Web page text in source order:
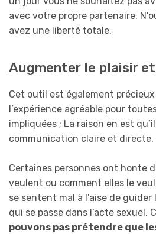
avec votre propre partenaire.
avez une liberté totale.
Augmenter le plaisir
Cet outil est également
l’expérience agréable pour
impliquées ; La raison en est
communication claire et directe.
Certaines personnes ont honte
veulent ou comment elles le
se sentent mal à l’aise de
qui se passe dans l’acte sexuel.
pouvons pas prétendre que